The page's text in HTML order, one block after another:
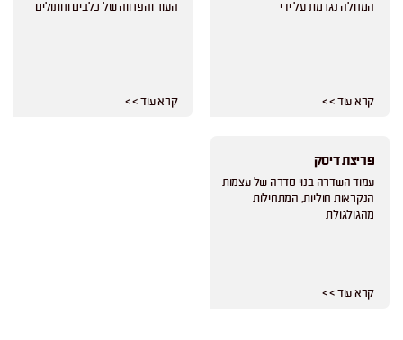
המחלה נגרמת על ידי
קרא עוד > >
העור והפרווה של כלבים וחתולים
קרא עוד > >
פריצת דיסק
עמוד השדרה בנוי סדרה של עצמות
הנקראות חוליות, המתחילות
מהגולגולת
קרא עוד > >